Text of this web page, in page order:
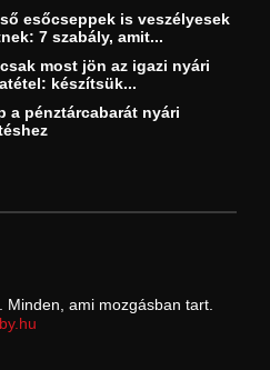
esőcseppek is veszélyesek
7 szabály, amit...
most jön az igazi nyári
készítsük...
a pénztárcabarát nyári
ami mozgásban tart.